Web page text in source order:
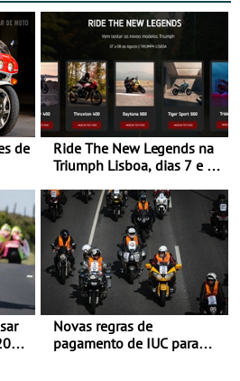
de
Ride The New Legends na
Triumph Lisboa, dias 7 e 8
Novas regras de
pagamento de IUC para